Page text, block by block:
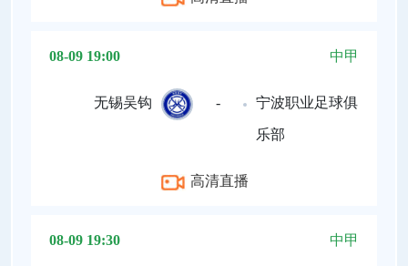
08-09 19:00 中甲
无锡吴钩 - 宁波职业足球俱
乐部
高清直播
08-09 19:30 中甲